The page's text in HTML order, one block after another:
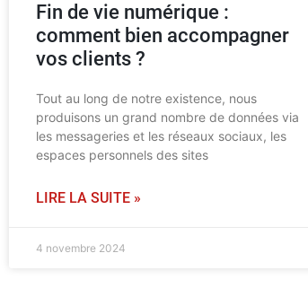
Fin de vie numérique :
comment bien accompagner
vos clients ?
Tout au long de notre existence, nous
produisons un grand nombre de données via
les messageries et les réseaux sociaux, les
espaces personnels des sites
LIRE LA SUITE »
4 novembre 2024